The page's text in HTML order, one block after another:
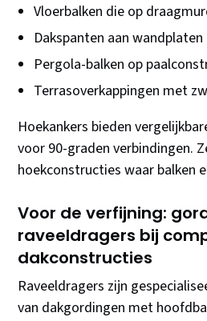
Vloerbalken die op
Dakspanten aan wandplaten
Pergola-balken op
Terrasoverkappingen met
Hoekankers bieden
voor 90-graden verbindingen.
hoekconstructies waar balken
Voor de verfijning:
raveeldragers bij
dakconstructies
Raveeldragers zijn
van dakgordingen met